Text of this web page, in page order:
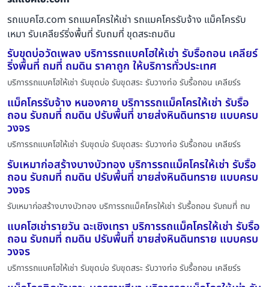
รถแบคโฮ.com รถแมคโครให้เช่า รถแมคโครรับจ้าง แม็คโครรับ
เหมา รับเคลียร์ริ่งพื้นที่ รับถมที่ ขุดสระถมดิน
รับขุดบ่อวัดเพลง บริการรถแบคโฮให้เช่า รับรื้อถอน เคลียร์
ริ่งพื้นที่ ถมที่ ถมดิน ราคาถูก ให้บริการทั่วประเทศ
บริการรถแบคโฮให้เช่า รับขุดบ่อ รับขุดสระ รับวางท่อ รับรื้อถอน เคลียร์ร
แม็คโครรับจ้าง หนองคาย บริการรถแม็คโครให้เช่า รับรื้อ
ถอน รับถมที่ ถมดิน ปรับพื้นที่ ขายส่งหินดินทราย แบบครบ
วงจร
บริการรถแบคโฮให้เช่า รับขุดบ่อ รับขุดสระ รับวางท่อ รับรื้อถอน เคลียร์ร
รับเหมาก่อสร้างบางบัวทอง บริการรถแม็คโครให้เช่า รับรื้อ
ถอน รับถมที่ ถมดิน ปรับพื้นที่ ขายส่งหินดินทราย แบบครบ
วงจร
รับเหมาก่อสร้างบางบัวทอง บริการรถแม็คโครให้เช่า รับรื้อถอน รับถมที่ ถม
แบคโฮเช่ารายวัน ฉะเชิงเทรา บริการรถแม็คโครให้เช่า รับรื้อ
ถอน รับถมที่ ถมดิน ปรับพื้นที่ ขายส่งหินดินทราย แบบครบ
วงจร
บริการรถแบคโฮให้เช่า รับขุดบ่อ รับขุดสระ รับวางท่อ รับรื้อถอน เคลียร์ร